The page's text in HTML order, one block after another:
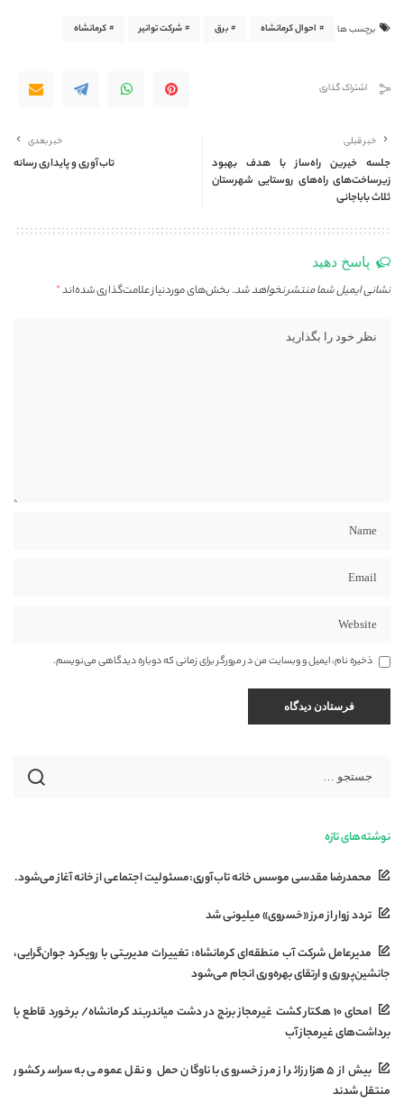
برچسب ها احوال کرمانشاه برق شرکت توانیر کرمانشاه
اشتراک گذاری
خبر قبلی
جلسه خیرین راه‌ساز با هدف بهبود
زیرساخت‌های راه‌های روستایی شهرستان
ثلاث باباجانی
خبر بعدی
تاب‌آوری و پایداری رسانه
پاسخ دهید
نشانی ایمیل شما منتشر نخواهد شد.بخش‌های موردنیاز علامت‌گذاری شده‌اند*
ذخیره نام، ایمیل و وبسایت من در مرورگر برای زمانی که دوباره دیدگاهی می‌نویسم.
نوشته‌های تازه
محمدرضا مقدسی موسس خانه تاب‌آوری:مسئولیت اجتماعی از خانه آغاز می‌شود.
تردد زوار از مرز «خسروی» میلیونی شد
مدیرعامل شرکت آب منطقه‌ای کرمانشاه: تغییرات مدیریتی با رویکرد جوان‌گرایی،
جانشین‌پروری و ارتقای بهره‌وری انجام می‌شود
امحای ۱۰ هکتار کشت غیرمجاز برنج در دشت میاندربند کرمانشاه/ برخورد قاطع با
برداشت‌های غیرمجاز آب
بیش از ۵ هزار زائر از مرز خسروی با ناوگان حمل‌ و نقل عمومی به سراسر کشور
منتقل شدند